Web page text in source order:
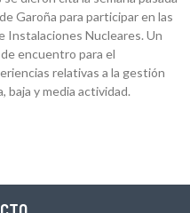
Garoña para participar en las
Instalaciones Nucleares. Un
encuentro para el
relativas a la gestión
baja y media actividad.